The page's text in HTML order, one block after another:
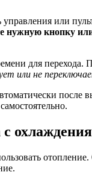
или
нужную кнопку
для
или не